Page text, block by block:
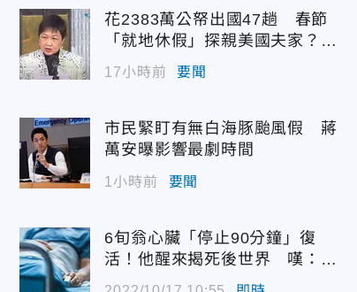
花2383萬公帑出國47趟 春節
「就地休假」探親美國夫家？徐
佳青回應了
17小時前 要聞
市民緊盯有無白海豚颱風假 蔣
萬安曝影響最劇時間
1小時前 要聞
6旬翁心臟「停止90分鐘」復
活！他醒來揭死後世界 嘆：很